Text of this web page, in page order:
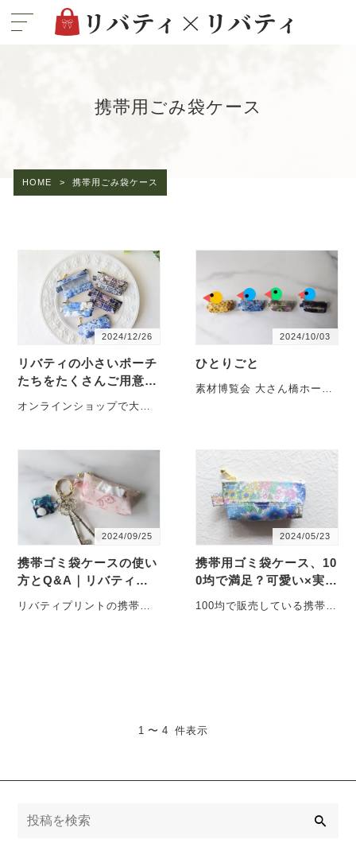
携帯用ごみ袋ケース
HOME > 携帯用ごみ袋ケース
2024/12/26
リバティの小さいポーチ
たちをたくさんご用意し
オンラインショップで大変
れる方も少なくない・・・
2024/10/03
ひとりごと
素材博覧会 大さん橋ホール
2024/09/25
携帯ゴミ袋ケースの使い
方とQ&A｜リバティ柄
で毎日をちょっと便利に
リバティプリントの携帯用
2024/05/23
携帯用ゴミ袋ケース、10
0均で満足？可愛い×実用
的なリバティ柄がおすす
100均で販売している携帯ゴ
1 〜 4 件表示